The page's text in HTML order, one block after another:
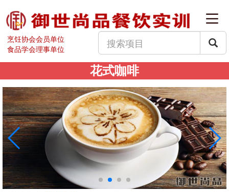
烹饪协会会员单位
食品学会理事单位
花式咖啡